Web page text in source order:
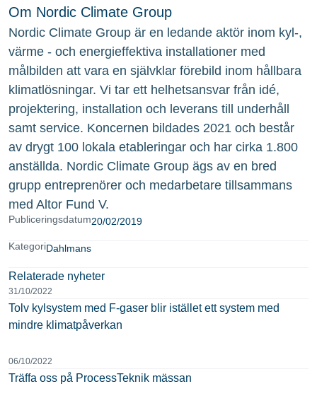
Publiceringsdatum20/02/2019
KategoriDahlmans
Relaterade nyheter
31/10/2022
Tolv kylsystem med F-gaser blir istället ett system med
mindre klimatpåverkan
06/10/2022
Träffa oss på ProcessTeknik mässan
Om Nordic Climate Group
Nordic Climate Group är en ledande aktör inom kyl-,
värme - och energieffektiva installationer med
målbilden att vara en självklar förebild inom hållbara
klimatlösningar. Vi tar ett helhetsansvar från idé,
projektering, installation och leverans till underhåll
samt service. Koncernen bildades 2021 och består
av drygt 100 lokala etableringar och har cirka 1.800
anställda. Nordic Climate Group ägs av en bred
grupp entreprenörer och medarbetare tillsammans
med Altor Fund V.